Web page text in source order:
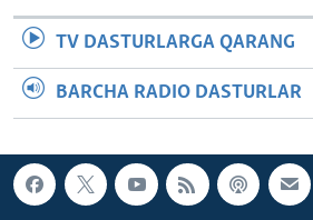
TV DASTURLARGA QARANG
BARCHA RADIO DASTURLAR